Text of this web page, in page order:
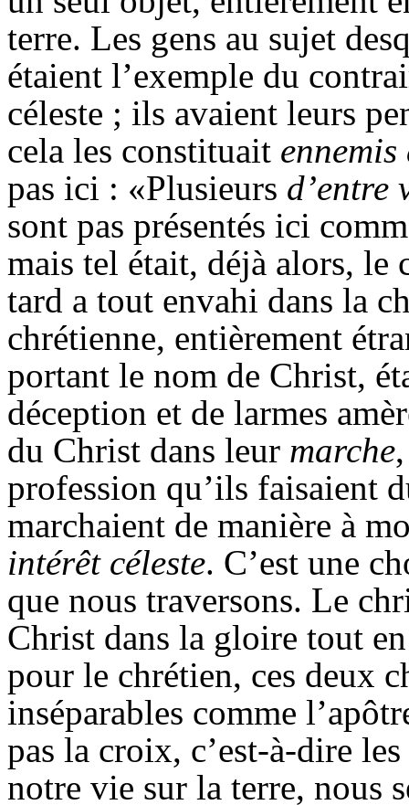
terre. Les gens au sujet
étaient l’exemple du
céleste ; ils avaient leurs
cela les constituait
pas ici : «Plusieurs d’entre
sont pas présentés ici
mais tel était, déjà alors, le
tard a tout envahi dans la
chrétienne, entièrement
portant le nom de Christ,
déception et de larmes
du Christ dans leur marche
profession qu’ils faisaient
marchaient de manière à
intérêt céleste. C’est une
que nous traversons. Le
Christ dans la gloire tout
pour le chrétien, ces deux
inséparables comme
pas la croix, c’est-à-dire
notre vie sur la terre, nous